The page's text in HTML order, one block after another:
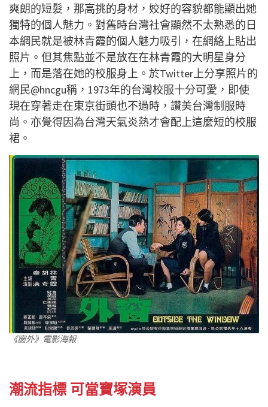
爽朗的短髮，那高挑的身材，姣好的容貌都能顯出她
獨特的個人魅力。對舊時台灣社會顯然不太熟悉的日
本網民就是被林青霞的個人魅力吸引，在網絡上貼出
照片。但其焦點並不是放在在林青霞的大明星身分
上，而是落在她的校服身上。於Twitter上分享照片的
網民@hncgu稱，1973年的台灣校服十分可愛，即使
現在穿著走在東京街頭也不過時，讚美台灣制服時
尚。亦覺得因為台灣天氣炎熱才會配上這麼短的校服
裙。
《窗外》電影海報
潮流指標 可當寶塚演員